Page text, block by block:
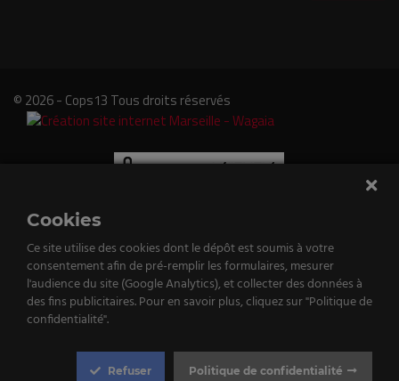
© 2026 - Cops13 Tous droits réservés
Cookies
Ce site utilise des cookies dont le dépôt est soumis à votre
consentement afin de pré-remplir les formulaires, mesurer
l'audience du site (Google Analytics), et collecter des données à
des fins publicitaires. Pour en savoir plus, cliquez sur "Politique de
confidentialité".
Politique de confidentialité
Refuser